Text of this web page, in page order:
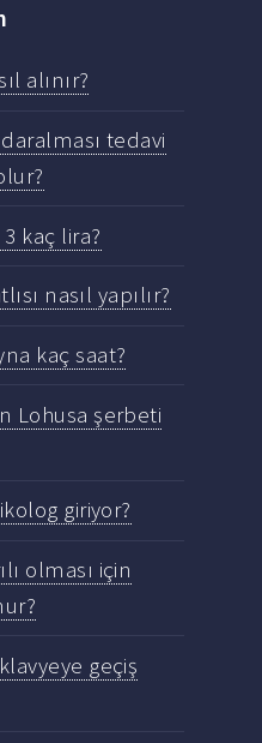
alınır?
tedavi
kaç lira?
nasıl yapılır?
kaç saat?
Lohusa şerbeti
giriyor?
olması için
geçiş